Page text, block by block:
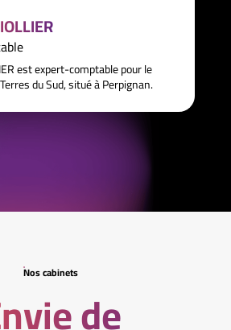
est expert-comptable pour le
du Sud, situé à Perpignan.
Nos cabinets
de